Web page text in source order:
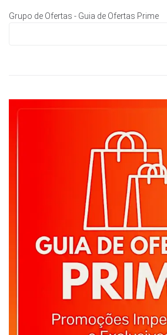
Grupo de Ofertas - Guia de Ofertas Prime